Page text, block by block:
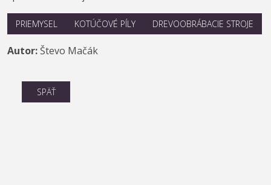
PRIEMYSEL KOTÚČOVÉ PÍLY DREVOOBRÁBACIE STROJE
Autor: Števo Mačák
SPÄŤ